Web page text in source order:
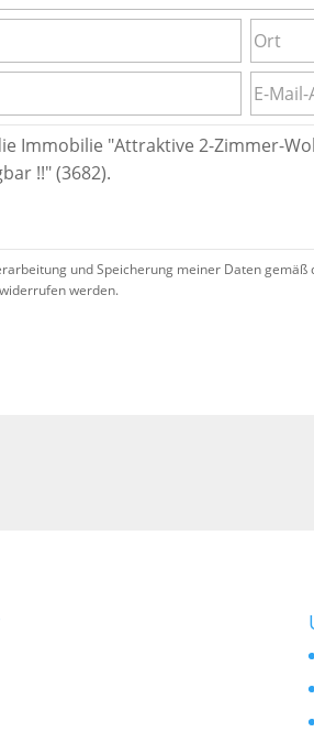
und Speicherung meiner Daten
werden.